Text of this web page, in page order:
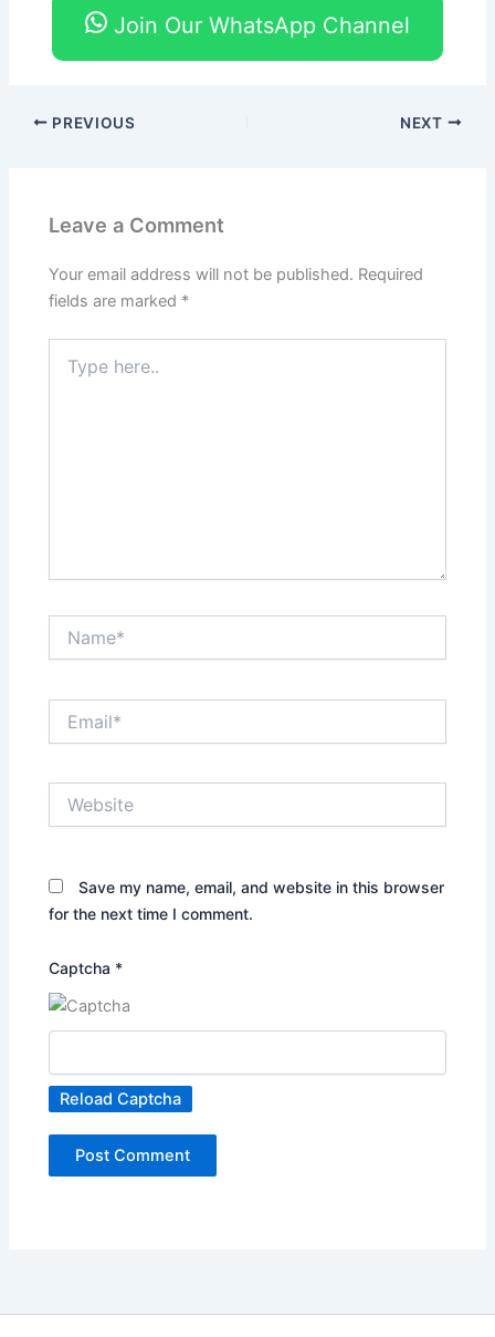
Join Our WhatsApp Channel
PREVIOUS NEXT
Leave a Comment
Your email address will not be published. Required
fields are marked *
here..
Save my name, email, and website in this browser
for the next time I comment.
Captcha *
Reload Captcha